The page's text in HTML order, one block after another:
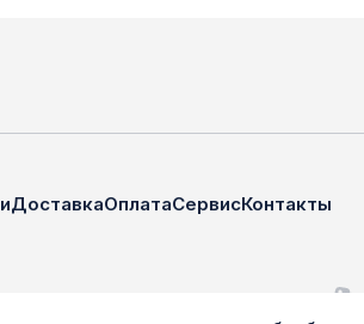
ДоставкаОплатаСервисКонтакты